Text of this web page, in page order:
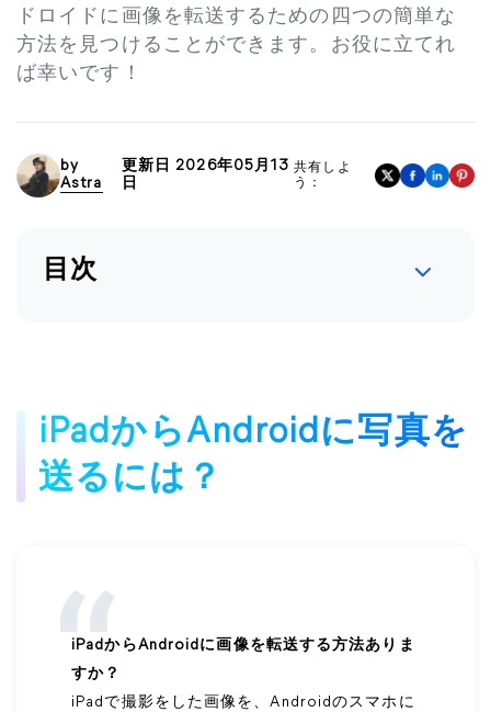
ドロイドに画像を転送するための四つの簡単な
方法を見つけることができます。お役に立てれ
ば幸いです！
by
Astra
更新日 2026年05月13
日
共有しよ
う：
目次
iPadからAndroidに写真を
送るには？
iPadからAndroidに画像を転送する方法ありま
すか？
iPadで撮影をした画像を、Androidのスマホに